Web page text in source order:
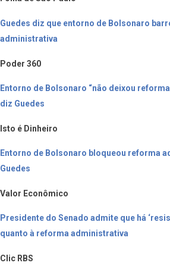
Guedes diz que entorno de Bolsonaro
administrativa
Poder 360
Entorno de Bolsonaro “não deixou
diz Guedes
Isto é Dinheiro
Entorno de Bolsonaro bloqueou reforma
Guedes
Valor Econômico
Presidente do Senado admite que há
quanto à reforma administrativa
Clic RBS